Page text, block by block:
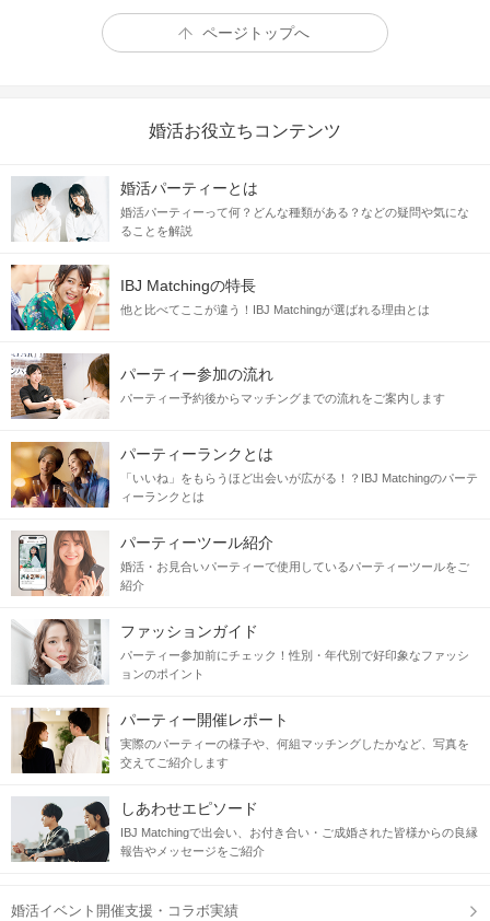
【高身長】かつ
年収1,200万円以上&高学歴
今まで仕事を頑張ってきた男性って魅力的
1. 気持ちに余裕がある
2. 真面目で努力家な一面がある
仕事に真摯に取り組む姿ってとても素敵
3.身だしなみを意識している
清潔感のある服装、きれいに磨かれた靴
さらに今回は
仕事で忙しくてもデートの時間を作ってくれる
銀座でしか出会えない魅力あふれるお相手
当日の流れ
ページトップへ
婚活お役立ちコンテンツ
婚活パーティーとは
婚活パーティーって何？どんな種類がある？などの疑問や気にな
ることを解説
IBJ Matchingの特長
他と比べてここが違う！IBJ Matchingが選ばれる理由とは
パーティー参加の流れ
パーティー予約後からマッチングまでの流れをご案内します
パーティーランクとは
「いいね」をもらうほど出会いが広がる！？IBJ Matchingのパーテ
ィーランクとは
パーティーツール紹介
婚活・お見合いパーティーで使用しているパーティーツールをご
紹介
ファッションガイド
パーティー参加前にチェック！性別・年代別で好印象なファッシ
ョンのポイント
パーティー開催レポート
実際のパーティーの様子や、何組マッチングしたかなど、写真を
交えてご紹介します
しあわせエピソード
IBJ Matchingで出会い、お付き合い・ご成婚された皆様からの良縁
報告やメッセージをご紹介
婚活イベント開催支援・コラボ実績